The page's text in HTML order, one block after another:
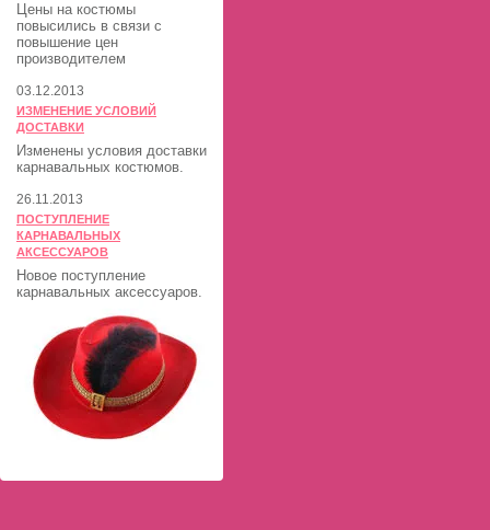
Цены на костюмы
повысились в связи с
повышение цен
производителем
03.12.2013
ИЗМЕНЕНИЕ УСЛОВИЙ
ДОСТАВКИ
Изменены условия доставки
карнавальных костюмов.
26.11.2013
ПОСТУПЛЕНИЕ
КАРНАВАЛЬНЫХ
АКСЕССУАРОВ
Новое поступление
карнавальных аксессуаров.